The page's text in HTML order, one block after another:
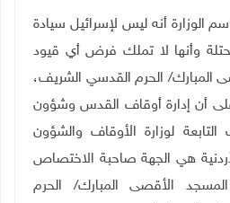
الوزارة أنه ليس لإسرائيل سيادة
وأنها لا تملك فرض أي قيود
المبارك/ الحرم القدسي الشريف،
أن إدارة أوقاف القدس وشؤون
لوزارة الأوقاف والشؤون
هي الجهة صاحبة الاختصاص
الأقصى المبارك/ الحرم